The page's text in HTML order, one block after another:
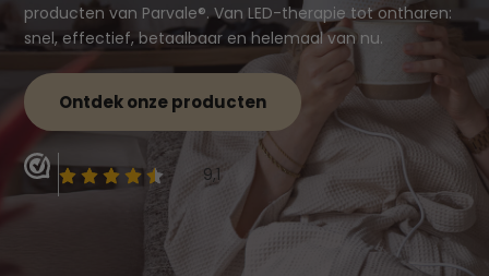
producten van Parvale®. Van LED-therapie tot ontharen:
snel, effectief, betaalbaar en helemaal van nu.
Ontdek onze producten